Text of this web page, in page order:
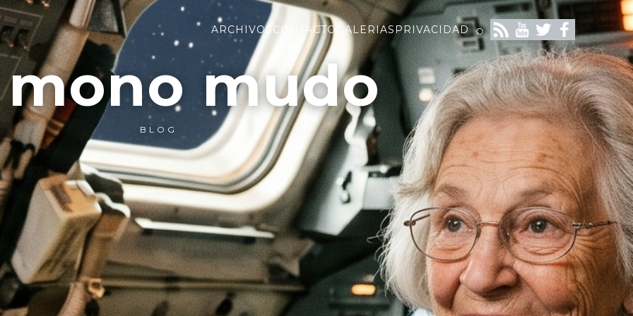
ARCHIVOSCONTACTO GALERIASPRIVACIDAD ⌕
mudo
BLOG